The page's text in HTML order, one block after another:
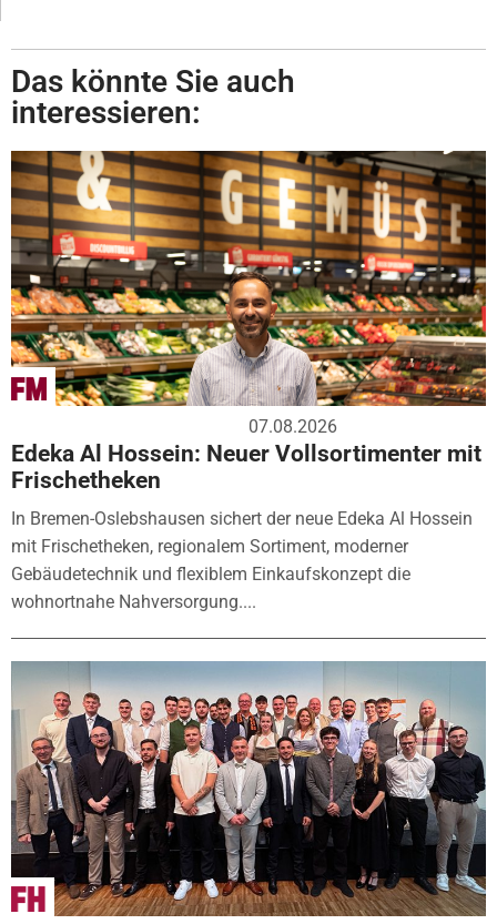
Das könnte Sie auch
interessieren:
07.08.2026
Edeka Al Hossein: Neuer Vollsortimenter mit
Frischetheken
In Bremen-Oslebshausen sichert der neue Edeka Al Hossein
mit Frischetheken, regionalem Sortiment, moderner
Gebäudetechnik und flexiblem Einkaufskonzept die
wohnortnahe Nahversorgung....